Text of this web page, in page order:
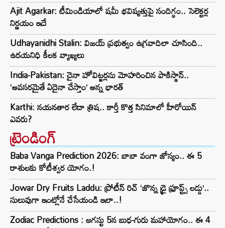
Ajit Agarkar: టీమిండియాలో షమీ భవిష్యత్తుపై సందిగ్ధం.. సెలెక్టర్ల
నిర్ణయం ఇదే
Udhayanidhi Stalin: విజయ్ ప్రభుత్వం ఉగ్రవాదిలా చూసింది..
ఉదయనిధి కీలక వ్యాఖ్యలు
India-Pakistan: చైనా హోవిట్జర్లను మోహరించిన పాకిస్థాన్..
‘అవసరమైతే ఏదైనా చేస్తాం’ అన్న భారత్
Karthi: నయనతార లేదా త్రిష.. కార్తీ కొత్త సినిమాలో హీరోయిన్
ఎవరు?
ట్రెండింగ్‌
Baba Vanga Prediction 2026: బాబా వంగా జోస్యం.. ఈ 5
రాశులకు కోటీశ్వర యోగం.!
Jowar Dry Fruits Laddu: ప్రోటీన్ రిచ్ ‘జొన్న డ్రై ఫ్రూప్ట్స్ లడ్డు’..
సులువుగా ఇంట్లోనే చేసేయండి ఇలా..!
Zodiac Predictions : ఆగస్టు 5న బుధ-గురు మహాయోగం.. ఈ 4